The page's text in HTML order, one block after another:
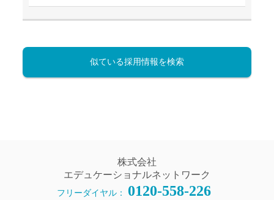
似ている採用情報を検索
株式会社
エデュケーショナルネットワーク
フリーダイヤル： 0120-558-226